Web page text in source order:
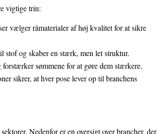
vigtige trin:
vælger råmaterialer af høj kvalitet for at sikre
og skaber en stærk, men let struktur.
sømmene for at gøre dem stærkere.
sikrer, at hver pose lever op til branchens
Nedenfor er en oversigt over brancher, der